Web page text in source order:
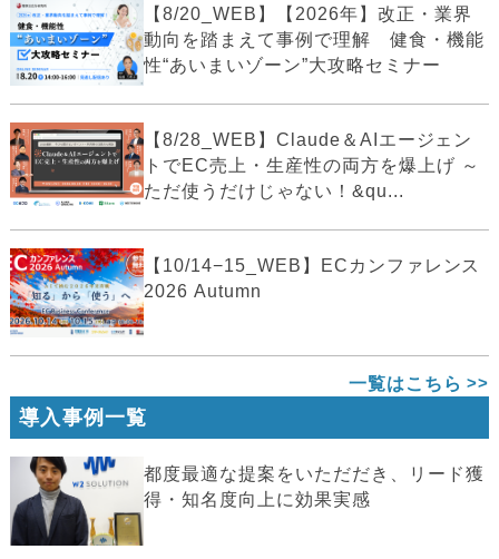
【8/20_WEB】【2026年】改正・業界
動向を踏まえて事例で理解 健食・機能
性“あいまいゾーン”大攻略セミナー
【8/28_WEB】Claude＆AIエージェン
トでEC売上・生産性の両方を爆上げ ～
ただ使うだけじゃない！&qu...
【10/14−15_WEB】ECカンファレンス
2026 Autumn
一覧はこちら
導入事例一覧
都度最適な提案をいただだき、リード獲
得・知名度向上に効果実感